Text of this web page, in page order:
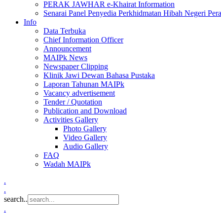
PERAK JAWHAR e-Khairat Information
Senarai Panel Penyedia Perkhidmatan Hibah Negeri
Info
Data Terbuka
Chief Information Officer
Announcement
MAIPk News
Newspaper Clipping
Klinik Jawi Dewan Bahasa Pustaka
Laporan Tahunan MAIPk
Vacancy advertisement
Tender / Quotation
Publication and Download
Activities Gallery
Photo Gallery
Video Gallery
Audio Gallery
FAQ
Wadah MAIPk
.
.
search..
.